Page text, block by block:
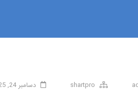
shartpro دسامبر 24, 2025